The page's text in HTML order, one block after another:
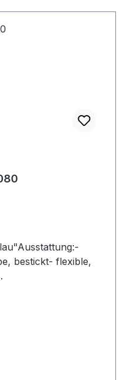
bestickt- flexible,